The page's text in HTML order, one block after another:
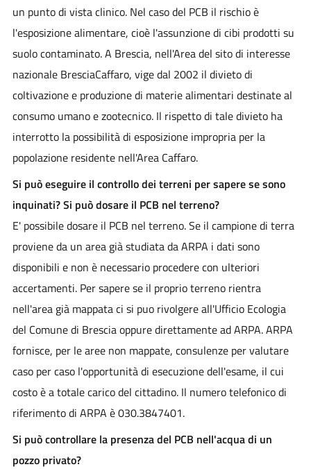
un punto di vista clinico. Nel caso del PCB il rischio è
l'esposizione alimentare, cioè l'assunzione di cibi prodotti su
suolo contaminato. A Brescia, nell'Area del sito di interesse
nazionale BresciaCaffaro, vige dal 2002 il divieto di
coltivazione e produzione di materie alimentari destinate al
consumo umano e zootecnico. Il rispetto di tale divieto ha
interrotto la possibilità di esposizione impropria per la
popolazione residente nell'Area Caffaro.
Si può eseguire il controllo dei terreni per sapere se sono
inquinati? Si può dosare il PCB nel terreno?
E' possibile dosare il PCB nel terreno. Se il campione di terra
proviene da un area già studiata da ARPA i dati sono
disponibili e non è necessario procedere con ulteriori
accertamenti. Per sapere se il proprio terreno rientra
nell'area già mappata ci si puo rivolgere all'Ufficio Ecologia
del Comune di Brescia oppure direttamente ad ARPA. ARPA
fornisce, per le aree non mappate, consulenze per valutare
caso per caso l'opportunità di esecuzione dell'esame, il cui
costo è a totale carico del cittadino. Il numero telefonico di
riferimento di ARPA è 030.3847401.
Si può controllare la presenza del PCB nell'acqua di un
pozzo privato?